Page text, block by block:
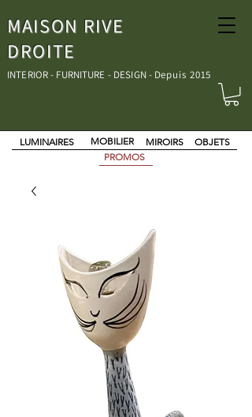
MAISON RIVE
DROITE
INTERIOR - FURNITURE - DESIGN - Depuis 2015
MOBILIER MIROIRS
LUMINAIRES
OBJETS
PROMOS